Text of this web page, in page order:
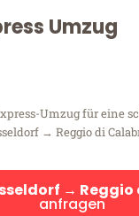
Umzug
Umzug für eine
→ Reggio di
→
anfragen